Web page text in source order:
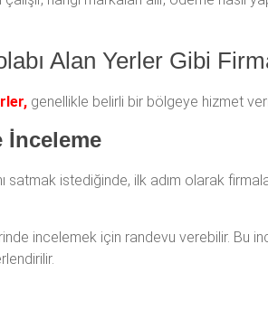
Alan Yerler Gibi
genellikle belirli bir bölgeye hizmet
İnceleme
satmak istediğinde, ilk adım olarak
incelemek için randevu verebilir. Bu